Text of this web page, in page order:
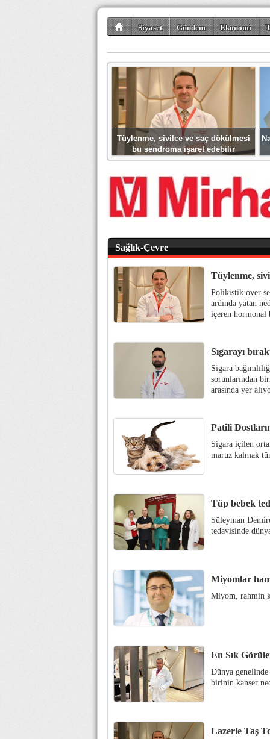
Siyaset Gündem Ekonomi
Tüylenme, sivilce ve saç dökülmesi
bu sendroma işaret edebilir
Sağlık-Çevre
Tüylenme,
Polikistik over
ardında yatan
içeren
Sıgarayı
Sigara
sorunlarından
arasında yer
Patili
Sigara içilen
maruz kalmak
Tüp bebek
Süleyman
tedavisinde
Miyomlar
Miyom, rahmin
En Sık
Dünya
birinin kanser
Lazerle Taş